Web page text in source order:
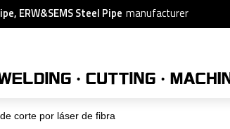
ERW&SEMS Steel Pipe manufacturer
corte por láser de fibra